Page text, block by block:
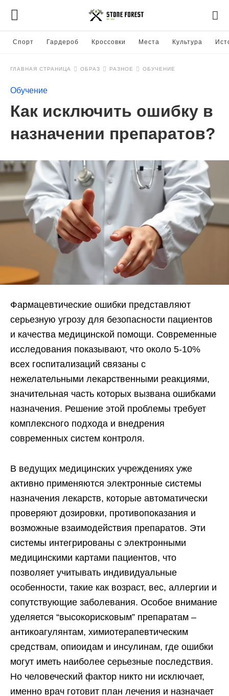
Спорт Гардероб Кроссовки Места Культура
ГЛАВНАЯ СТРАНИЦА ОБРАЗ РАЗНОЕ ОБУЧЕНИЕ
Обучение
Как исключить ошибку в
назначении препаратов?
Фармацевтические ошибки представляют
серьезную угрозу для безопасности пациентов
и качества медицинской помощи. Современные
исследования показывают, что около 5-10%
всех госпитализаций связаны с
нежелательными лекарственными реакциями,
значительная часть которых вызвана ошибками
назначения. Решение этой проблемы требует
комплексного подхода и внедрения
современных систем контроля.
В ведущих медицинских учреждениях уже
активно применяются электронные системы
назначения лекарств, которые автоматически
проверяют дозировки, противопоказания и
возможные взаимодействия препаратов. Эти
системы интегрированы с электронными
медицинскими картами пациентов, что
позволяет учитывать индивидуальные
особенности, такие как возраст, вес, аллергии и
сопутствующие заболевания. Особое внимание
уделяется “высокорисковым” препаратам –
антикоагулянтам, химиотерапевтическим
средствам, опиоидам и инсулинам, где ошибки
могут иметь наиболее серьезные последствия.
Но человеческий фактор никто ни исключает,
именно врач готовит план лечения и назначает